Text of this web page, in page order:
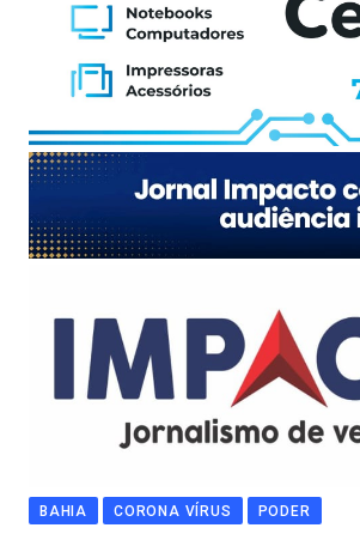
BAHIA CORONA VÍRUS PODER